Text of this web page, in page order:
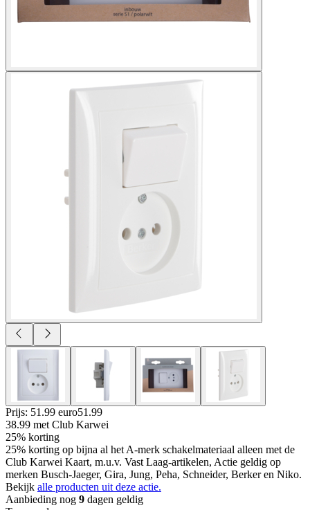
Prijs: 51.99 euro51 .99
38.99 met Club Karwei
25% korting
25% korting op bijna al het A-merk schakelmateriaal alleen met de
Club Karwei Kaart, m.u.v. Vast Laag-artikelen, Actie geldig op
merken Busch-Jaeger, Gira, Jung, Peha, Schneider, Berker en Niko.
Bekijk alle producten uit deze actie.
Aanbieding nog 9 dagen geldig